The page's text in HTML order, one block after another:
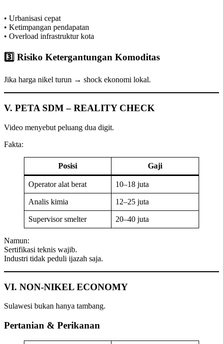
• Urbanisasi cepat
• Ketimpangan pendapatan
• Overload infrastruktur kota
3️⃣ Risiko Ketergantungan Komoditas
Jika harga nikel turun → shock ekonomi lokal.
V. PETA SDM – REALITY CHECK
Video menyebut peluang dua digit.
Fakta:
Posisi Gaji
Operator alat berat 10–18 juta
Analis kimia 12–25 juta
Supervisor smelter 20–40 juta
Namun:
Sertifikasi teknis wajib.
Industri tidak peduli ijazah saja.
VI. NON-NIKEL ECONOMY
Sulawesi bukan hanya tambang.
Pertanian & Perikanan